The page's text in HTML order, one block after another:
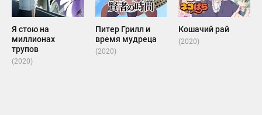
Я стою на
миллионах
трупов
(2020)
Питер Грилл и
время мудреца
(2020)
Кошачий рай
(2020)